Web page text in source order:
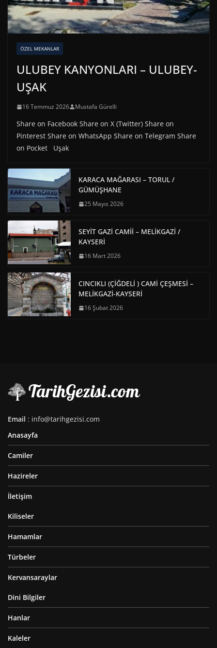
ÖZEL MEKANLAR
ULUBEY KANYONLARI – ULUBEY-
UŞAK
16 Temmuz 2026 Mustafa Gürelli
Share on Facebook Share on X (Twitter) Share on
Pinterest Share on WhatsApp Share on Telegram Share
on Pocket Uşak
KARACA MAĞARASI – TORUL /
GÜMÜŞHANE
25 Mayıs 2026
SEYİT GAZİ CAMİİ – MELİKGAZİ /
KAYSERİ
16 Mart 2026
CINCIKLI (ÇİĞDELİ ) CAMİ ÇEŞMESİ –
MELİKGAZİ-KAYSERİ
16 Şubat 2026
Email : info@tarihgezisi.com
Anasayfa
Camiler
Hazireler
İletişim
Kiliseler
Hamamlar
Türbeler
Kervansaraylar
Dini Bilgiler
Hanlar
Kaleler